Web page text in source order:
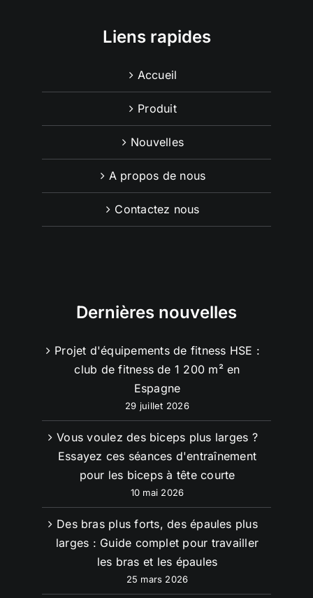
Liens rapides
Accueil
Produit
Nouvelles
A propos de nous
Contactez nous
Dernières nouvelles
Projet d'équipements de fitness HSE :
club de fitness de 1 200 m² en
Espagne
29 juillet 2026
Vous voulez des biceps plus larges ?
Essayez ces séances d'entraînement
pour les biceps à tête courte
10 mai 2026
Des bras plus forts, des épaules plus
larges : Guide complet pour travailler
les bras et les épaules
25 mars 2026